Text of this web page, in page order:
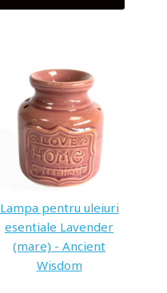
Lampa pentru uleiuri
esentiale Lavender
(mare) - Ancient
Wisdom